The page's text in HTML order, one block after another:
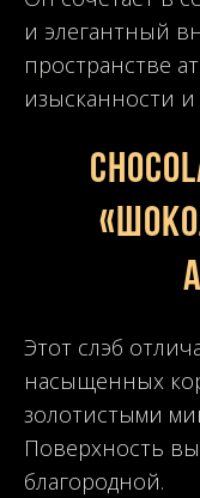
и элегантный
пространстве
изысканности и
Этот слэб
насыщенных
золотистыми
Поверхность
благородной.